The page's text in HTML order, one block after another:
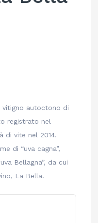
autoctono di
registrato nel
di vite nel 2014.
di “uva cagna”,
Bellagna”, da cui
La Bella.